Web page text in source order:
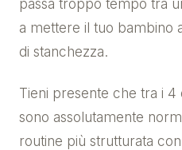
passa troppo tempo tra
a mettere il tuo bambino
di stanchezza.
Tieni presente che tra i 4
sono assolutamente
routine più strutturata